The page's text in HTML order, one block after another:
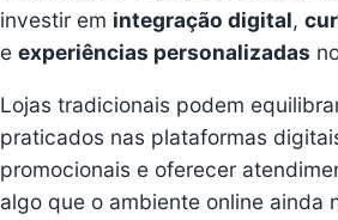
investir em integração digital,
e experiências personalizadas
Lojas tradicionais podem
praticados nas plataformas
promocionais e oferecer
algo que o ambiente online ainda